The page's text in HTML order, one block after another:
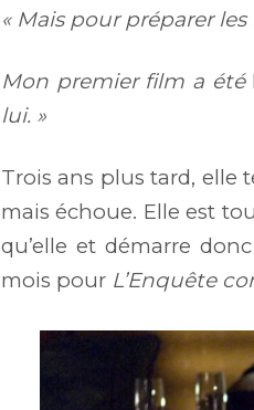
« Mais pour préparer les
Mon premier film a été
lui. »
Trois ans plus tard, elle
mais échoue. Elle est
qu’elle et démarre
mois pour L’Enquête